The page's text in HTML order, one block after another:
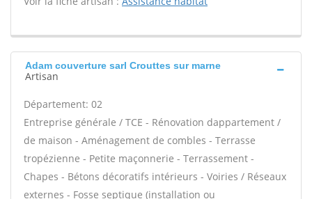
Adam couverture sarl Crouttes sur marne
Artisan
Département: 02
Entreprise générale / TCE - Rénovation dappartement /
de maison - Aménagement de combles - Terrasse
tropézienne - Petite maçonnerie - Terrassement -
Chapes - Bétons décoratifs intérieurs - Voiries / Réseaux
externes - Fosse septique (installation ou